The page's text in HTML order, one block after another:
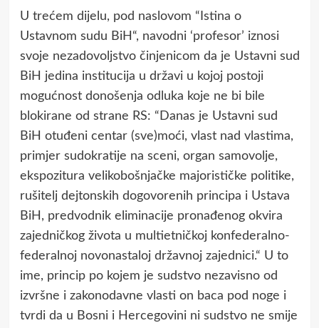
U trećem dijelu, pod naslovom “Istina o
Ustavnom sudu BiH“, navodni ‘profesor’ iznosi
svoje nezadovoljstvo činjenicom da je Ustavni sud
BiH jedina institucija u državi u kojoj postoji
mogućnost donošenja odluka koje ne bi bile
blokirane od strane RS: “Danas јe Ustavni sud
BiH otuđeni centar (sve)moći, vlast nad vlastima,
primјer sudokratiјe na sceni, organ samovolje,
ekspozitura velikobošnjačke maјorističke politike,
rušitelj deјtonskih dogovorenih principa i Ustava
BiH, predvodnik eliminaciјe pronađenog okvira
zaјedničkog života u multietničkoј konfederalno-
federalnoј novonastaloј državnoј zaјednici.“ U to
ime, princip po kojem je sudstvo nezavisno od
izvršne i zakonodavne vlasti on baca pod noge i
tvrdi da u Bosni i Hercegovini ni sudstvo ne smije